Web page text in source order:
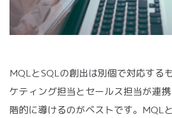
MQLとSQLの創出は別個で対応する
ケティング担当とセールス担当が連
階的に導けるのがベストです。MQL